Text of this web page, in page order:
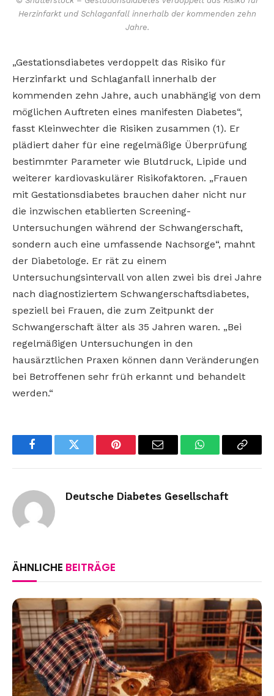
Herzinfarkt und Schlaganfall innerhalb der kommenden zehn
Jahre.
„Gestationsdiabetes verdoppelt das Risiko für
Herzinfarkt und Schlaganfall innerhalb der
kommenden zehn Jahre, auch unabhängig von dem
möglichen Auftreten eines manifesten Diabetes“,
fasst Kleinwechter die Risiken zusammen (1). Er
plädiert daher für eine regelmäßige Überprüfung
bestimmter Parameter wie Blutdruck, Lipide und
weiterer kardiovaskulärer Risikofaktoren. „Frauen
mit Gestationsdiabetes brauchen daher nicht nur
die inzwischen etablierten Screening-
Untersuchungen während der Schwangerschaft,
sondern auch eine umfassende Nachsorge“, mahnt
der Diabetologe. Er rät zu einem
Untersuchungsintervall von allen zwei bis drei Jahre
nach diagnostiziertem Schwangerschaftsdiabetes,
speziell bei Frauen, die zum Zeitpunkt der
Schwangerschaft älter als 35 Jahren waren. „Bei
regelmäßigen Untersuchungen in den
hausärztlichen Praxen können dann Veränderungen
bei Betroffenen sehr früh erkannt und behandelt
werden.“
FacebookTwitter Pinterest Email WhatsAppCopy
Deutsche Diabetes Gesellschaft
ÄHNLICHE BEITRÄGE